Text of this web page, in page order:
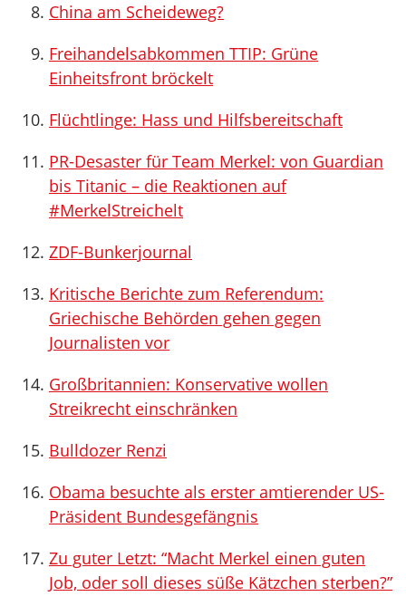
China am Scheideweg?
Freihandelsabkommen TTIP: Grüne
Einheitsfront bröckelt
Flüchtlinge: Hass und Hilfsbereitschaft
PR-Desaster für Team Merkel: von Guardian
bis Titanic – die Reaktionen auf
#MerkelStreichelt
ZDF-Bunkerjournal
Kritische Berichte zum Referendum:
Griechische Behörden gehen gegen
Journalisten vor
Großbritannien: Konservative wollen
Streikrecht einschränken
Bulldozer Renzi
Obama besuchte als erster amtierender US-
Präsident Bundesgefängnis
Zu guter Letzt: “Macht Merkel einen guten
Job, oder soll dieses süße Kätzchen sterben?”